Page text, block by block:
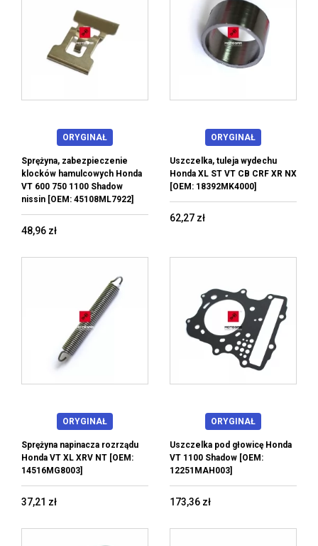
ORYGINAŁ
Sprężyna, zabezpieczenie
klocków hamulcowych Honda
VT 600 750 1100 Shadow
nissin [OEM: 45108ML7922]
48,96 zł
ORYGINAŁ
Uszczelka, tuleja wydechu
Honda XL ST VT CB CRF XR NX
[OEM: 18392MK4000]
62,27 zł
ORYGINAŁ
Sprężyna napinacza rozrządu
Honda VT XL XRV NT [OEM:
14516MG8003]
37,21 zł
ORYGINAŁ
Uszczelka pod głowicę Honda
VT 1100 Shadow [OEM:
12251MAH003]
173,36 zł